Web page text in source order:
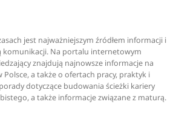
jest najważniejszym źródłem informacji i
Na portalu internetowym
znajdują najnowsze informacje na
Polsce, a także o ofertach pracy, praktyk i
dotyczące budowania ścieżki kariery
a także informacje związane z maturą.